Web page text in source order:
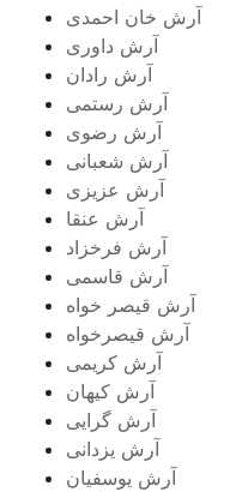
آرش خان احمدی
آرش داوری
آرش رادان
آرش رستمى
آرش رضوی
آرش شعبانی
آرش عزیزی
آرش عنقا
آرش فرخزاد
آرش قاسمی
آرش قیصر خواه
آرش قیصرخواه
آرش کریمی
آرش کیهان
آرش گرایی
آرش یزدانی
آرش یوسفیان